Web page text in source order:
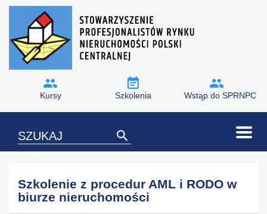
Kursy Szkolenia Wstąp do SPRNPC
Szkolenie z procedur AML i RODO w
biurze nieruchomości